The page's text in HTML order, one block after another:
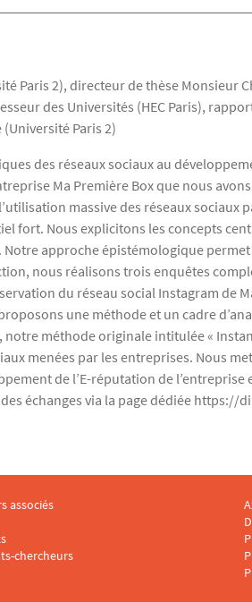
Paris 2), directeur de thèse Monsieur
des Universités (HEC Paris),
Paris 2)
des réseaux sociaux au
Ma Première Box que nous
massive des réseaux
fort. Nous explicitons les concepts
approche épistémologique
nous réalisons trois enquêtes
du réseau social Instagram de
une méthode et un cadre
méthode originale intitulée «
menées par les entreprises. Nous
de l’E-réputation de
échanges via la page dédiée
CARISM 2
associés
chercheurs